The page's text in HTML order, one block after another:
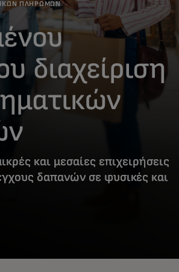
ΠΛΗΡΩΜΏΝ
διαχείριση
και μεσαίες επιχειρήσεις
δαπανών σε φυσικές και